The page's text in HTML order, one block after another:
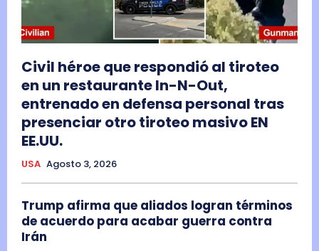
Civil héroe que respondió al tiroteo
en un restaurante In-N-Out,
entrenado en defensa personal tras
presenciar otro tiroteo masivo EN
EE.UU.
USA Agosto 3, 2026
Trump afirma que aliados logran términos
de acuerdo para acabar guerra contra
Irán